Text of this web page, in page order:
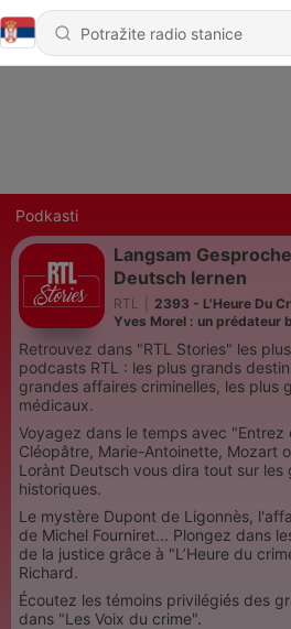
Podkasti
Langsam
Deutsch lernen
RTL
2393 - L'Heure Du
Yves Morel : un prédateur
Retrouvez dans "RTL Stories" les
podcasts RTL : les plus grands
grandes affaires criminelles, les plus
médicaux.
Voyagez dans le temps avec "Entrez
Cléopâtre, Marie-Antoinette, Mozart
Lorànt Deutsch vous dira tout sur les
historiques.
Le mystère Dupont de Ligonnès,
de Michel Fourniret... Plongez dans
de la justice grâce à "L’Heure du
Richard.
Écoutez les témoins privilégiés des
dans "Les Voix du crime".